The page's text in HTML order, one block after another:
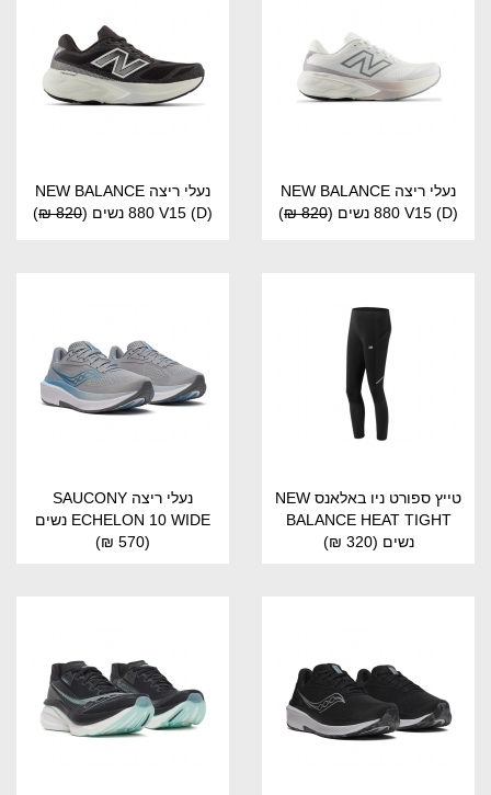
נעלי ריצה NEW BALANCE
880 V15 (D) נשים
(
820 ₪
)
נעלי ריצה NEW BALANCE
880 V15 (D) נשים
(
820 ₪
)
טייץ ספורט ניו באלאנס NEW
BALANCE HEAT TIGHT
נשים (320 ₪)
נעלי ריצה SAUCONY
ECHELON 10 WIDE נשים
(570 ₪)